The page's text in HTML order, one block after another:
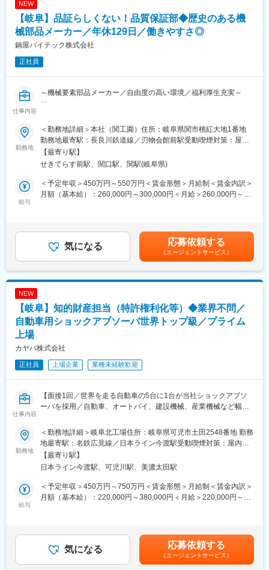
■就業環境
年間休日120日、残業月20時間程度、転勤なし。産休・育休制度
や住宅手当、家族手当など福利厚生も整っています。
■想定されるキャリアパス
将来的には管理職やマネジメントポジションへのキャリアアップ
メーカーです。
変更の範囲：会社の定める業務
況により月数回のテレワークも可能です。
■組織構成：
品質管理室 第二品質管理課への配属となり、第二品質管理課には
・月平均残業時間：10時間程度
・在宅勤務制度：現場を抱えるため、基本は出社していますが、
状況に応じてテレワークも可能です。
・住宅手当や家族手当など豊富な福利厚生が完備されており、育
休・産休も取得しやすい環境です。
■教育体制
め、安心してキャッチアップいただけます。
・まずは単純な業務からお任せしますのでご安心ください。
NEW
【岐阜】品証らしくない！品質保証部◆歴史のある機
械部品メーカー／年休129日／働きやすさ◎
鍋屋バイテック株式会社
正社員
仕事内容
～機械要素部品メーカー／自由度の高い環境／福利厚生充実～
品質保証部の仕事に従事していただきます。「品質の指令塔」で
あり、品質を向上させるための仕組みづくりが主な業務です。
一般的に「品質保証部」でイメージする検査実務やクレームの顧
客対応などは、重大な案件を除き、他の担当部門に依頼する立場
です。
攻めの品質保証部がスローガン。前向きな雰囲気のもと、失敗を
恐れず挑戦できる、やりがいのある業務です。
いっぽうでメンバーの有給消化率は高く、サポートし合いながら
■業務詳細：
お客様からの要望に対する対応、品質改善
海外含む仕入先様の監査、品質改善の推進
◎「カップリング」や「プーリー」「ねじ」といった機械要素部
品のメーカーです。扱う商品は8万点越えの「知る人ぞ知る」歴史
から支持を得ています。
◎創業以来培った技術と新技術で、様々な商品を生み出していま
される技術力が必要な商品まで、幅広いニーズに対応しておりま
す。
■働きやすい環境：
・「毎日6時には家にいます」という社員もいるくらいのワークラ
イフバランス
・年休129日、有給も取得しやすい雰囲気
・モダンで美しいオフィス（日経ニューオフィス推進賞など受
賞）
・フィットネスジムや麻雀室などユニークな設備
・当社がある岐阜県関市は愛知県犬山市・一宮市・小牧市から1時
■本社工場（関工園）について：
「社員がものづくりに誇りの持てる会社、ゆとりのある工場にし
勤務地
＜勤務地詳細＞本社（関工園）住所：岐阜県関市桃紅大地1番地
勤務地最寄駅：長良川鉄道線／刃物会館前駅受動喫煙対策：屋内
全面禁煙変更の範囲：会社の定める事業所
【最寄り駅】
せきてらす前駅、関口駅、関駅(岐阜県)
給与
＜予定年収＞450万円～550万円＜賃金形態＞月給制＜賃金内訳＞
月額（基本給）：260,000円～300,000円＜月給＞260,000円～
円～850万円部長 / 年収950万円～1050万円賃金はあくまでも目安
の金額であり、選考を通じて上下する可能性があります。月給(月
額)は固定手当を含めた表記です。
気になる 応募依頼する
（エージェントサービス）
NEW
【岐阜】知的財産担当（特許権利化等）◆業界不問／
自動車用ショックアブソーバ世界トップ級／プライム
上場
カヤバ株式会社
正社員 上場企業 業種未経験歓迎
仕事内容
【面接1回／世界を走る自動車の5台に1台が当社ショックアブソ
ーバを採用／自動車、オートバイ、建設機械、産業機械など幅広
■業務内容：
知的財産担当として、特許業務全般に携わっていただきます。
・国内外の特許権利化業務（発明発掘・調査・出願・中間処理
等）
・国内外の特許侵害予防、無効資料調査等のクリアランス業務
・担当技術部門の特許戦略策定
・IPランドスケープ活動（知財分析結果の事業部・経営へ提供
■会社の強み：
◎油圧技術のトップランナー
勤務地
＜勤務地詳細＞岐阜北工場住所：岐阜県可児市土田2548番地 勤務
地最寄駅：名鉄広見線／日本ライン今渡駅受動喫煙対策：屋内全
面禁煙
【最寄り駅】
日本ライン今渡駅、可児川駅、美濃太田駅
給与
＜予定年収＞450万円～750万円＜賃金形態＞月給制＜賃金内訳＞
月額（基本給）：220,000円～380,000円＜月給＞220,000円～
回（4月）■賞与：年2回（7月、12月）／過去実績5ヶ月賃金はあ
くまでも目安の金額であり、選考を通じて上下する可能性があり
ます。月給(月額)は固定手当を含めた表記です。
気になる 応募依頼する
（エージェントサービス）